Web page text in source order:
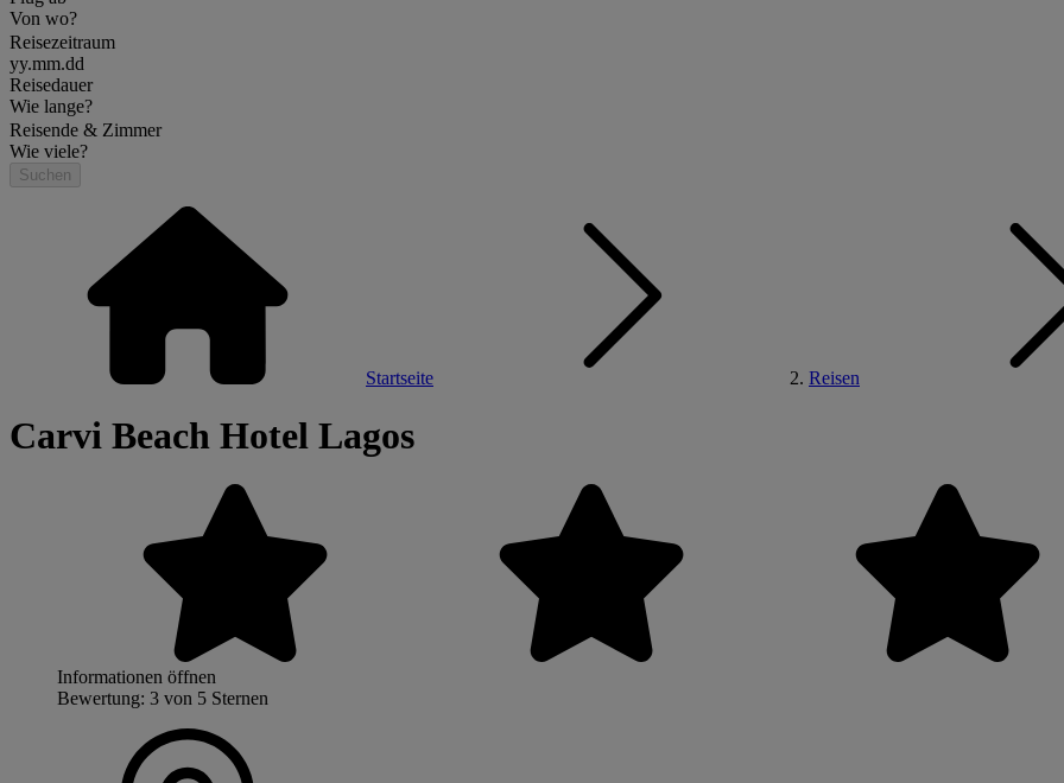
Von wo?
Reisezeitraum
yy.mm.dd
Reisedauer
Wie lange?
Reisende & Zimmer
Wie viele?
Suchen
Startseite Reisen
Carvi Beach Hotel Lagos
Informationen öffnen
Bewertung: 3 von 5 Sternen